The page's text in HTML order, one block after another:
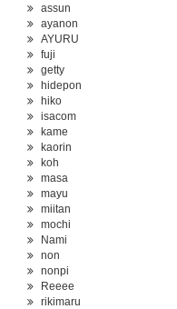
assun
ayanon
AYURU
fuji
getty
hidepon
hiko
isacom
kame
kaorin
koh
masa
mayu
miitan
mochi
Nami
non
nonpi
Reeee
rikimaru